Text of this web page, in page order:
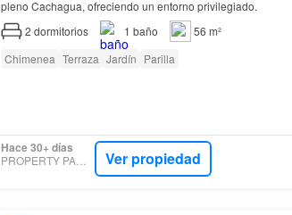
pleno Cachagua, ofreciendo un entorno privilegiado.
2 dormitorios 1 baño
56 m²
Chimenea Terraza Jardín Parilla
Hace 30+ días
PROPERTY PARTNERS Ver propiedad